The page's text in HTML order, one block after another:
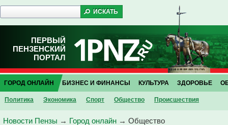
ПЕРВЫЙ
ПЕНЗЕНСКИЙ
ПОРТАЛ
ГОРОД ОНЛАЙН
Политика Экономика Спорт Общество Проиcшествия
БИЗНЕС И ФИНАНСЫ КУЛЬТУРА ЗДОРОВЬЕ
Новости Пензы → Город онлайн → Общество